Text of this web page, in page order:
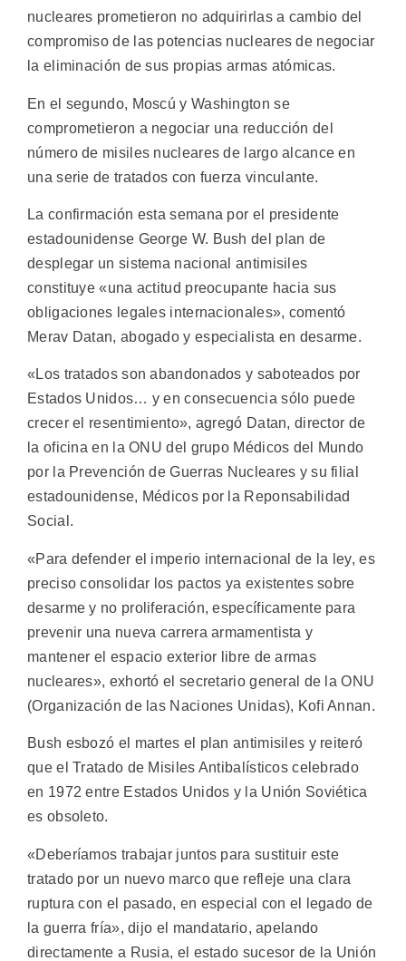
nucleares prometieron no adquirirlas a cambio del
compromiso de las potencias nucleares de negociar
la eliminación de sus propias armas atómicas.
En el segundo, Moscú y Washington se
comprometieron a negociar una reducción del
número de misiles nucleares de largo alcance en
una serie de tratados con fuerza vinculante.
La confirmación esta semana por el presidente
estadounidense George W. Bush del plan de
desplegar un sistema nacional antimisiles
constituye «una actitud preocupante hacia sus
obligaciones legales internacionales», comentó
Merav Datan, abogado y especialista en desarme.
«Los tratados son abandonados y saboteados por
Estados Unidos… y en consecuencia sólo puede
crecer el resentimiento», agregó Datan, director de
la oficina en la ONU del grupo Médicos del Mundo
por la Prevención de Guerras Nucleares y su filial
estadounidense, Médicos por la Reponsabilidad
Social.
«Para defender el imperio internacional de la ley, es
preciso consolidar los pactos ya existentes sobre
desarme y no proliferación, específicamente para
prevenir una nueva carrera armamentista y
mantener el espacio exterior libre de armas
nucleares», exhortó el secretario general de la ONU
(Organización de las Naciones Unidas), Kofi Annan.
Bush esbozó el martes el plan antimisiles y reiteró
que el Tratado de Misiles Antibalísticos celebrado
en 1972 entre Estados Unidos y la Unión Soviética
es obsoleto.
«Deberíamos trabajar juntos para sustituir este
tratado por un nuevo marco que refleje una clara
ruptura con el pasado, en especial con el legado de
la guerra fría», dijo el mandatario, apelando
directamente a Rusia, el estado sucesor de la Unión